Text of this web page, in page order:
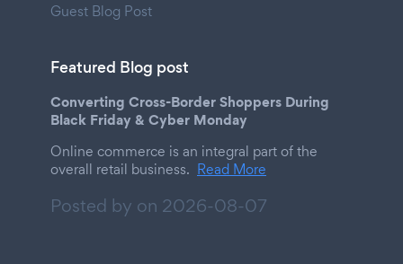
Guest Blog Post
Featured Blog post
Converting Cross-Border Shoppers During
Black Friday & Cyber Monday
Online commerce is an integral part of the
overall retail business. Read More
Posted by on 2026-08-07